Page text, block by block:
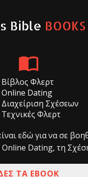
στο φλερτ
Και μπράβο σου.
Bible BOOKS
Βίβλος Φλερτ
Online Dating
Διαχείριση Σχέσεων
Τεχνικές Φλερτ
εδώ για να σε
Dating, τη
ΤΑ EBOOK